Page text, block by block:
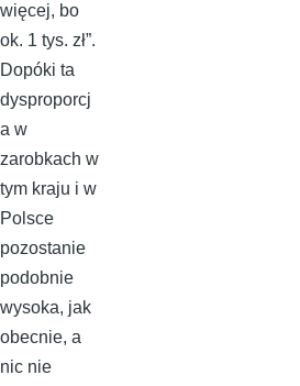
więcej, bo
ok. 1 tys. zł”.
Dopóki ta
dysproporcj
a w
zarobkach w
tym kraju i w
Polsce
pozostanie
podobnie
wysoka, jak
obecnie, a
nic nie